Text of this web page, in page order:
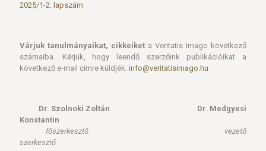
2025/1-2. lapszám
Várjuk tanulmányaikat, cikkeiket a Veritatis Imago következő
számaiba. Kérjük, hogy leendő szerzőink publikációikat a
következő e-mail címre küldjék: info@veritatisimago.hu
Dr. Szolnoki Zoltán Dr. Medgyesi
Konstantin
főszerkesztő vezető
szerkesztő